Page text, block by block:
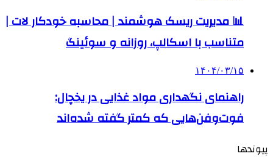
📊 مدیریت ریسک هوشمند | محاسبه خودکار لات |
متناسب با اسکالپ، روزانه و سوئینگ
۱۴۰۴/۰۳/۱۵
راهنمای نگهداری مواد غذایی در یخچال:
فوت‌وفن‌هایی که کمتر گفته شده‌اند
پیوندها